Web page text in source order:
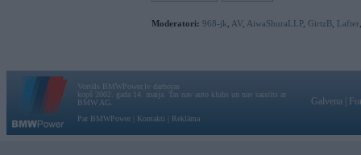
Moderatori: 968-jk AV AiwaShuraLLP, GirtzB Lafter
Vortāls BMWPower.lv darbojas
kopš 2002. gada 14. maija. Tas nav auto klubs un nav saistīts ar
BMW AG.
Par BMWPower
Kontakti Reklāma
Galvena